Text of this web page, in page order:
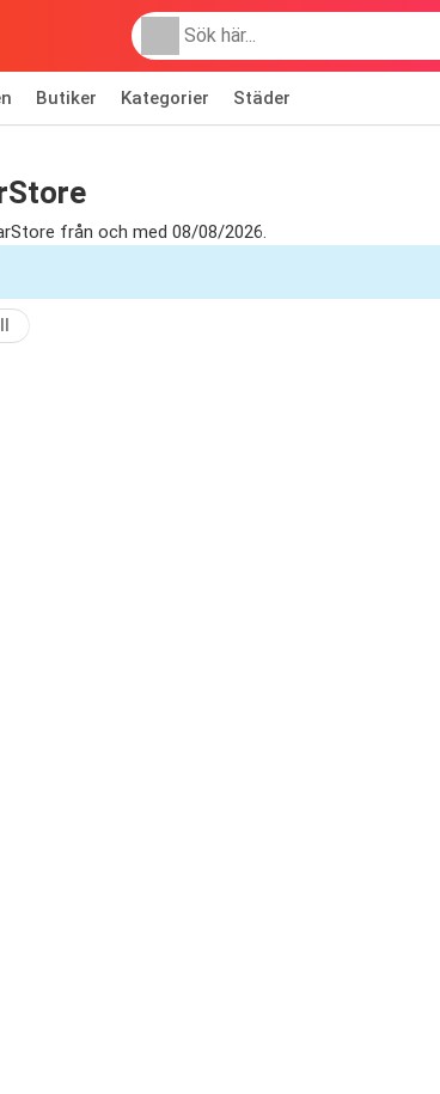
Butiker Kategorier Städer
från och med 08/08/2026.